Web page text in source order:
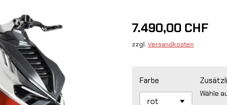
7.490,00 CHF
zzgl. Versandkosten
Farbe
Wähle